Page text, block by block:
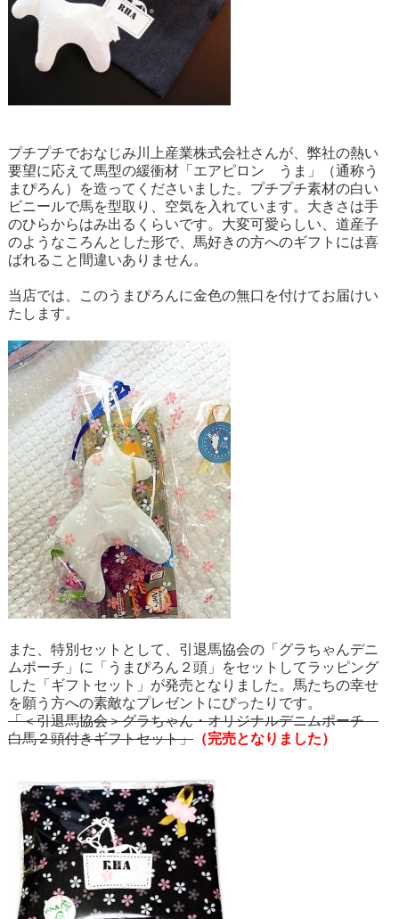
プチプチでおなじみ川上産業株式会社さんが、弊社の熱い
要望に応えて馬型の緩衝材「エアピロン うま」（通称う
まぴろん）を造ってくださいました。プチプチ素材の白い
ビニールで馬を型取り、空気を入れています。大きさは手
のひらからはみ出るくらいです。大変可愛らしい、道産子
のようなころんとした形で、馬好きの方へのギフトには喜
ばれること間違いありません。
当店では、このうまぴろんに金色の無口を付けてお届けい
たします。
また、特別セットとして、引退馬協会の「グラちゃんデニ
ムポーチ」に「うまぴろん２頭」をセットしてラッピング
した「ギフトセット」が発売となりました。馬たちの幸せ
を願う方への素敵なプレゼントにぴったりです。
「＜引退馬協会＞グラちゃん・オリジナルデニムポーチ
白馬２頭付きギフトセット」（完売となりました）